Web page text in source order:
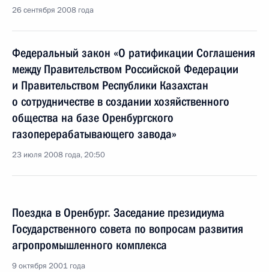
26 сентября 2008 года
Федеральный закон «О ратификации Соглашения
между Правительством Российской Федерации
и Правительством Республики Казахстан
о сотрудничестве в создании хозяйственного
общества на базе Оренбургского
газоперерабатывающего завода»
23 июля 2008 года, 20:50
Поездка в Оренбург. Заседание президиума
Государственного совета по вопросам развития
агропромышленного комплекса
9 октября 2001 года